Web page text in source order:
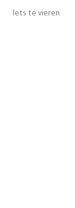
Iets te vieren